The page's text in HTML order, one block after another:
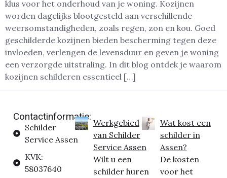
klus voor het onderhoud van je woning. Kozijnen
worden dagelijks blootgesteld aan verschillende
weersomstandigheden, zoals regen, zon en kou. Goed
geschilderde kozijnen bieden bescherming tegen deze
invloeden, verlengen de levensduur en geven je woning
een verzorgde uitstraling. In dit blog ontdek je waarom
kozijnen schilderen essentieel […]
Contactinformatie:
Schilder
Service Assen
KVK:
58037640
Werkgebied
van Schilder
Service Assen
Wilt u een
schilder huren
Wat kost een
schilder in
Assen?
De kosten
voor het